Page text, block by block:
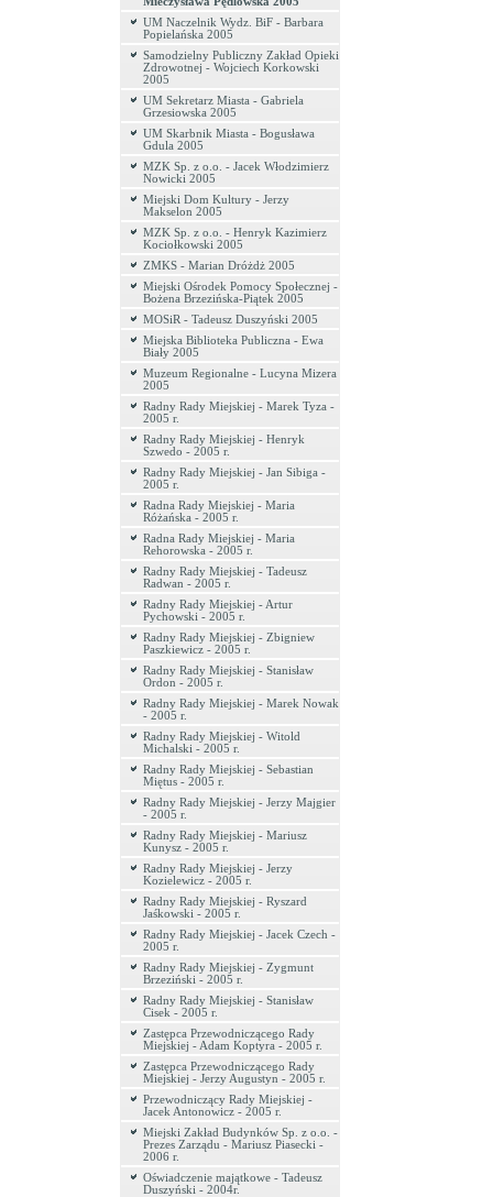
UM Naczelnik Wydz. BiF - Barbara
Popielańska 2005
Samodzielny Publiczny Zakład Opieki
Zdrowotnej - Wojciech Korkowski
2005
UM Sekretarz Miasta - Gabriela
Grzesiowska 2005
UM Skarbnik Miasta - Bogusława
Gdula 2005
MZK Sp. z o.o. - Jacek Włodzimierz
Nowicki 2005
Miejski Dom Kultury - Jerzy
Makselon 2005
MZK Sp. z o.o. - Henryk Kazimierz
Kociołkowski 2005
ZMKS - Marian Dróżdż 2005
Miejski Ośrodek Pomocy Społecznej -
Bożena Brzezińska-Piątek 2005
MOSiR - Tadeusz Duszyński 2005
Miejska Biblioteka Publiczna - Ewa
Biały 2005
Muzeum Regionalne - Lucyna Mizera
2005
Radny Rady Miejskiej - Marek Tyza -
2005 r.
Radny Rady Miejskiej - Henryk
Szwedo - 2005 r.
Radny Rady Miejskiej - Jan Sibiga -
2005 r.
Radna Rady Miejskiej - Maria
Różańska - 2005 r.
Radna Rady Miejskiej - Maria
Rehorowska - 2005 r.
Radny Rady Miejskiej - Tadeusz
Radwan - 2005 r.
Radny Rady Miejskiej - Artur
Pychowski - 2005 r.
Radny Rady Miejskiej - Zbigniew
Paszkiewicz - 2005 r.
Radny Rady Miejskiej - Stanisław
Ordon - 2005 r.
Radny Rady Miejskiej - Marek Nowak
- 2005 r.
Radny Rady Miejskiej - Witold
Michalski - 2005 r.
Radny Rady Miejskiej - Sebastian
Miętus - 2005 r.
Radny Rady Miejskiej - Jerzy Majgier
- 2005 r.
Radny Rady Miejskiej - Mariusz
Kunysz - 2005 r.
Radny Rady Miejskiej - Jerzy
Kozielewicz - 2005 r.
Radny Rady Miejskiej - Ryszard
Jaśkowski - 2005 r.
Radny Rady Miejskiej - Jacek Czech -
2005 r.
Radny Rady Miejskiej - Zygmunt
Brzeziński - 2005 r.
Radny Rady Miejskiej - Stanisław
Cisek - 2005 r.
Zastępca Przewodniczącego Rady
Miejskiej - Adam Koptyra - 2005 r.
Zastępca Przewodniczącego Rady
Miejskiej - Jerzy Augustyn - 2005 r.
Przewodniczący Rady Miejskiej -
Jacek Antonowicz - 2005 r.
Miejski Zakład Budynków Sp. z o.o. -
Prezes Zarządu - Mariusz Piasecki -
2006 r.
Oświadczenie majątkowe - Tadeusz
Duszyński - 2004r.